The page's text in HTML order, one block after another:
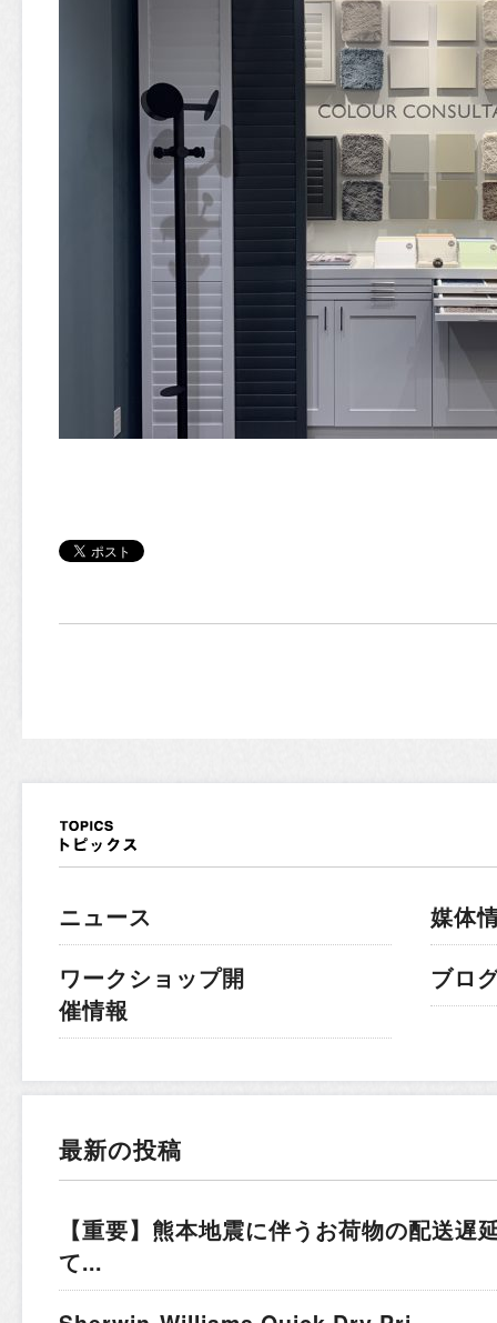
ニュース
ワークショップ開
催情報
媒体
ブロ
最新の投稿
【重要】熊本地震に伴うお荷物の配送遅
て...